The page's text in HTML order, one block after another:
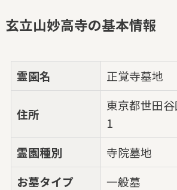
玄立山妙高寺の基本情報
霊園名 正覚寺墓地
住所
東京都世田
1
霊園種別
寺院墓地
お墓タイプ
一般墓